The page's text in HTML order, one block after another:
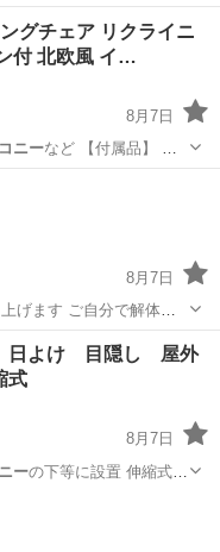
ぼなし <履歴書不要 オン
業種> 機械・精密機器・
グチェア リクライニ
付 北欧風 イ…
8月7日
ニーなど 【付属品】 ・
8月7日
ご自分で解体、
日よけ 目隠し 屋外
式
8月7日
ーの下等に設置 伸縮式で